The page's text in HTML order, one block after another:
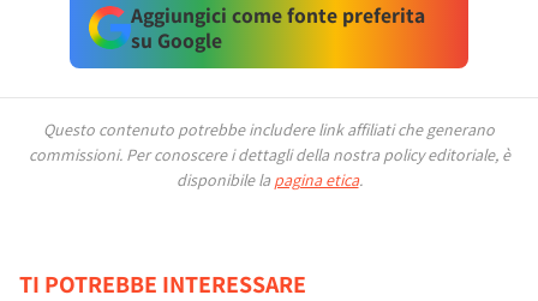
Aggiungici come fonte preferita
su Google
Questo contenuto potrebbe includere link affiliati che generano
commissioni. Per conoscere i dettagli della nostra policy editoriale, è
disponibile la pagina etica.
TI POTREBBE INTERESSARE